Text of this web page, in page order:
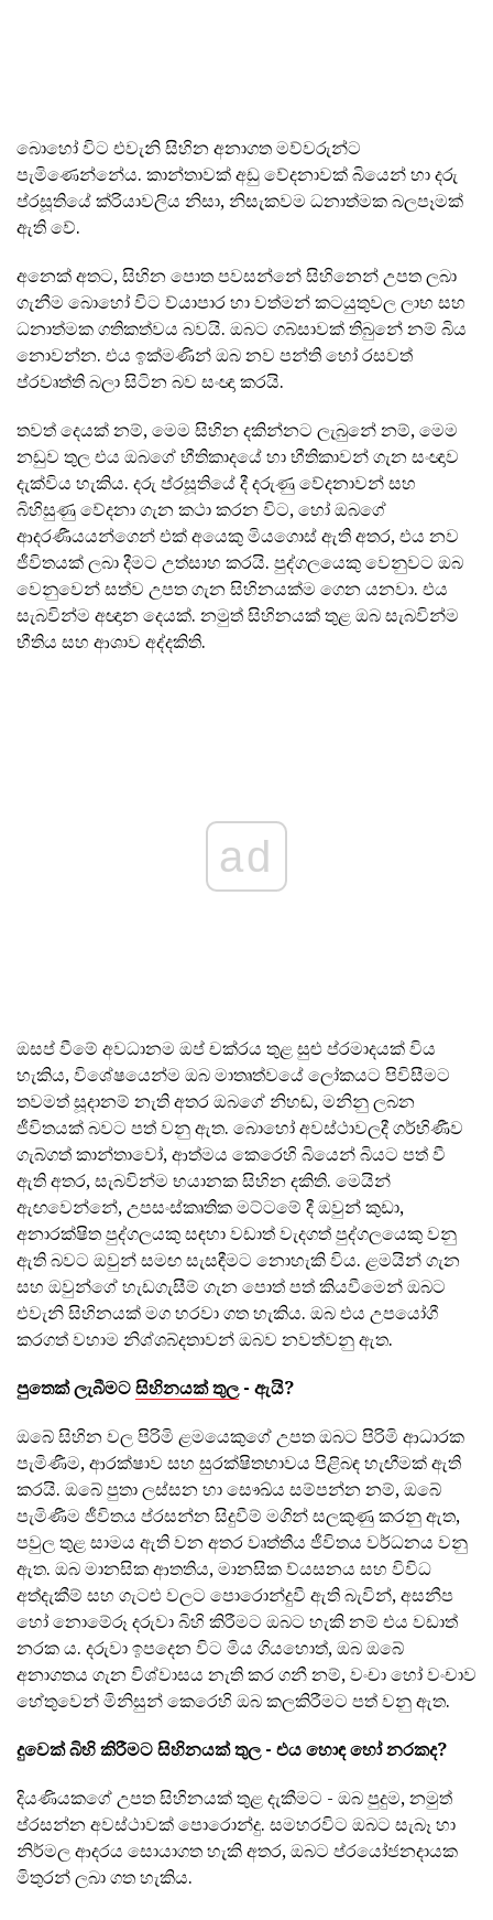
බොහෝ විට එවැනි සිහින අනාගත මව්වරුන්ට
පැමිණෙන්නේය. කාන්තාවක් අඩු වේදනාවක් බියෙන් හා දරු
ප්රසූතියේ ක්රියාවලිය නිසා, නිසැකවම ධනාත්මක බලපෑමක්
ඇති වේ.
අනෙක් අතට, සිහින පොත පවසන්නේ සිහිනෙන් උපත ලබා
ගැනීම බොහෝ විට ව්යාපාර හා වත්මන් කටයුතුවල ලාභ සහ
ධනාත්මක ගතිකත්වය බවයි. ඔබට ගබ්සාවක් තිබුනේ නම් බිය
නොවන්න. එය ඉක්මණින් ඔබ නව පන්ති හෝ රසවත්
ප්රවෘත්ති බලා සිටින බව සංඥා කරයි.
තවත් දෙයක් නම්, මෙම සිහින දකින්නට ලැබුනේ නම්, මෙම
නඩුව තුල එය ඔබගේ භීතිකාදයේ හා භීතිකාවන් ගැන සංඥාව
දැක්විය හැකිය. දරු ප්රසූතියේ දී දරුණු වේදනාවන් සහ
බිහිසුණු වේදනා ගැන කථා කරන විට, හෝ ඔබගේ
ආදරණීයයන්ගෙන් එක් අයෙකු මියගොස් ඇති අතර, එය නව
ජීවිතයක් ලබා දීමට උත්සාහ කරයි. පුද්ගලයෙකු වෙනුවට ඔබ
වෙනුවෙන් සත්ව උපත ගැන සිහිනයක්ම ගෙන යනවා. එය
සැබවින්ම අඥාන දෙයක්. නමුත් සිහිනයක් තුළ ඔබ සැබවින්ම
භීතිය සහ ආශාව අද්දකිති.
ad
ඔසප් වීමේ අවධානම ඔප් චක්රය තුළ සුළු ප්රමාදයක් විය
හැකිය, විශේෂයෙන්ම ඔබ මාතෘත්වයේ ලෝකයට පිවිසීමට
තවමත් සූදානම් නැති අතර ඔබගේ නිහඬ, මනිනු ලබන
ජීවිතයක් බවට පත් වනු ඇත. බොහෝ අවස්ථාවලදී ගර්භිණීව
ගැබ්ගත් කාන්තාවෝ, ආත්මය කෙරෙහි බියෙන් බියට පත් වී
ඇති අතර, සැබවින්ම භයානක සිහින දකිති. මෙයින්
ඇඟවෙන්නේ, උපසංස්කෘතික මට්ටමේ දී ඔවුන් කුඩා,
අනාරක්ෂිත පුද්ගලයකු සඳහා වඩාත් වැදගත් පුද්ගලයෙකු වනු
ඇති බවට ඔවුන් සමඟ සැසඳීමට නොහැකි විය. ළමයින් ගැන
සහ ඔවුන්ගේ හැඩගැසීම් ගැන පොත් පත් කියවීමෙන් ඔබට
එවැනි සිහිනයක් මග හරවා ගත හැකිය. ඔබ එය උපයෝගී
කරගත් වහාම නිශ්ශබ්දතාවන් ඔබව නවත්වනු ඇත.
පුතෙක් ලැබීමටසිහිනයක් තුල- ඇයි?
ඔබේ සිහින වල පිරිමි ළමයෙකුගේ උපත ඔබට පිරිමි ආධාරක
පැමිණීම, ආරක්ෂාව සහ සුරක්ෂිතභාවය පිළිබඳ හැඟීමක් ඇති
කරයි. ඔබේ පුතා ලස්සන හා සෞඛ්ය සම්පන්න නම්, ඔබේ
පැමිණීම ජීවිතය ප්රසන්න සිදුවීම් මගින් සලකුණු කරනු ඇත,
පවුල තුළ සාමය ඇති වන අතර වෘත්තීය ජීවිතය වර්ධනය වනු
ඇත. ඔබ මානසික ආතතිය, මානසික ව්යසනය සහ විවිධ
අත්දැකීම් සහ ගැටළු වලට පොරොන්දුවී ඇති බැවින්, අසනීප
හෝ නොමේරූ දරුවා බිහි කිරීමට ඔබට හැකි නම් එය වඩාත්
නරක ය. දරුවා ඉපදෙන විට මිය ගියහොත්, ඔබ ඔබේ
අනාගතය ගැන විශ්වාසය නැති කර ගනී නම්, වංචා හෝ වංචාව
හේතුවෙන් මිනිසුන් කෙරෙහි ඔබ කලකිරීමට පත් වනු ඇත.
දුවෙක් බිහි කිරීමට සිහිනයක් තුල - එය හොඳ හෝ නරකද?
දියණියකගේ උපත සිහිනයක් තුළ දැකීමට - ඔබ පුදුම, නමුත්
ප්රසන්න අවස්ථාවක් පොරොන්දු. සමහරවිට ඔබට සැබෑ හා
නිර්මල ආදරය සොයාගත හැකි අතර, ඔබට ප්රයෝජනදායක
මිතුරන් ලබා ගත හැකිය.